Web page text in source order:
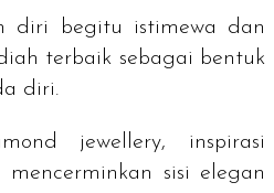
diri begitu istimewa dan
terbaik sebagai bentuk
diri.
jewellery, inspirasi
sisi elegan